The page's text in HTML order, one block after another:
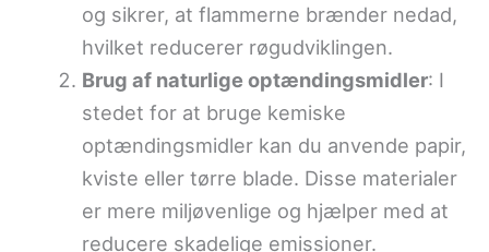
og sikrer, at flammerne brænder nedad,
hvilket reducerer røgudviklingen.
Brug af naturlige optændingsmidler: I
stedet for at bruge kemiske
optændingsmidler kan du anvende papir,
kviste eller tørre blade. Disse materialer
er mere miljøvenlige og hjælper med at
reducere skadelige emissioner.